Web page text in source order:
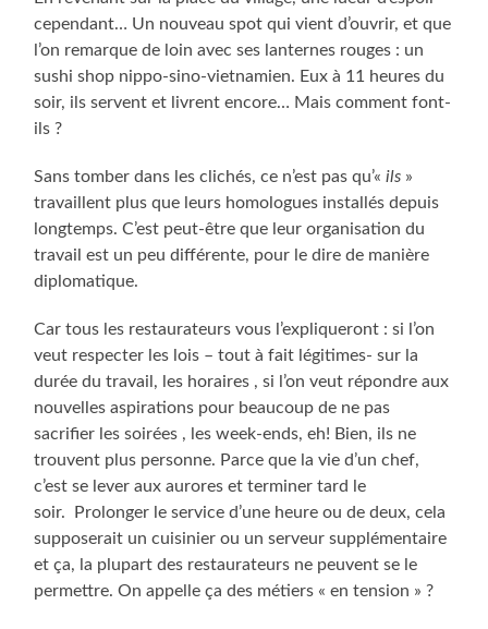
cependant… Un nouveau spot qui vient d’ouvrir, et que
l’on remarque de loin avec ses lanternes rouges : un
sushi shop nippo-sino-vietnamien. Eux à 11 heures du
soir, ils servent et livrent encore… Mais comment font-
ils ?
Sans tomber dans les clichés, ce n’est pas qu’«ils »
travaillent plus que leurs homologues installés depuis
longtemps. C’est peut-être que leur organisation du
travail est un peu différente, pour le dire de manière
diplomatique.
Car tous les restaurateurs vous l’expliqueront : si l’on
veut respecter les lois – tout à fait légitimes- sur la
durée du travail, les horaires , si l’on veut répondre aux
nouvelles aspirations pour beaucoup de ne pas
sacrifier les soirées , les week-ends, eh! Bien, ils ne
trouvent plus personne. Parce que la vie d’un chef,
c’est se lever aux aurores et terminer tard le
soir. Prolonger le service d’une heure ou de deux, cela
supposerait un cuisinier ou un serveur supplémentaire
et ça, la plupart des restaurateurs ne peuvent se le
permettre. On appelle ça des métiers « en tension » ?